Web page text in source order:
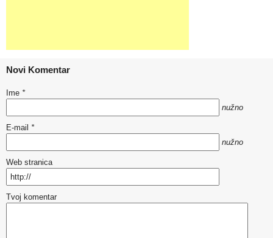
Novi Komentar
Ime *
nužno
E-mail *
nužno
Web stranica
Tvoj komentar